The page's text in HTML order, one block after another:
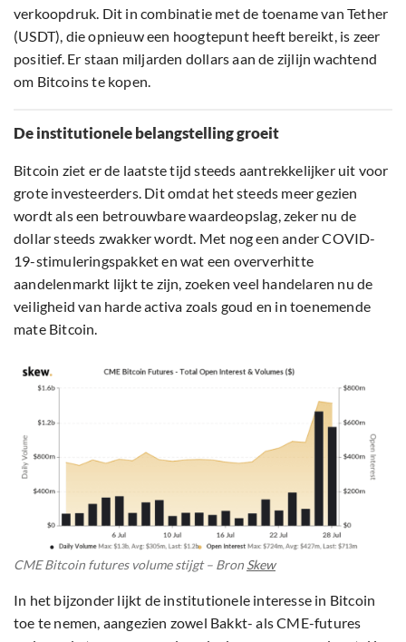
verkoopdruk. Dit in combinatie met de toename van Tether
(USDT), die opnieuw een hoogtepunt heeft bereikt, is zeer
positief. Er staan miljarden dollars aan de zijlijn wachtend
om Bitcoins te kopen.
De institutionele belangstelling groeit
Bitcoin ziet er de laatste tijd steeds aantrekkelijker uit voor
grote investeerders. Dit omdat het steeds meer gezien
wordt als een betrouwbare waardeopslag, zeker nu de
dollar steeds zwakker wordt. Met nog een ander COVID-
19-stimuleringspakket en wat een oververhitte
aandelenmarkt lijkt te zijn, zoeken veel handelaren nu de
veiligheid van harde activa zoals goud en in toenemende
mate Bitcoin.
CME Bitcoin futures volume stijgt – Bron Skew
In het bijzonder lijkt de institutionele interesse in Bitcoin
toe te nemen, aangezien zowel Bakkt- als CME-futures